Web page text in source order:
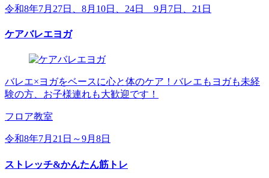
令和8年7月27日、8月10日、24日 9月7日、21日
ケアバレエヨガ
バレエ×ヨガをベースに心と体のケア！バレエもヨガも未経
験の方、お子様連れも大歓迎です！
フロア教室
令和8年7月21日～9月8日
ストレッチ&かんたん筋トレ